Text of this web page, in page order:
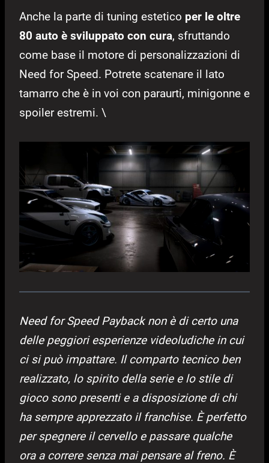
Anche la parte di tuning estetico per le oltre
80 auto è sviluppato con cura, sfruttando
come base il motore di personalizzazioni di
Need for Speed. Potrete scatenare il lato
tamarro che è in voi con paraurti, minigonne e
spoiler estremi. \
Need for Speed Payback non è di certo una
delle peggiori esperienze videoludiche in cui
ci si può impattare. Il comparto tecnico ben
realizzato, lo spirito della serie e lo stile di
gioco sono presenti e a disposizione di chi
ha sempre apprezzato il franchise. È perfetto
per spegnere il cervello e passare qualche
ora a correre senza mai pensare al freno. È